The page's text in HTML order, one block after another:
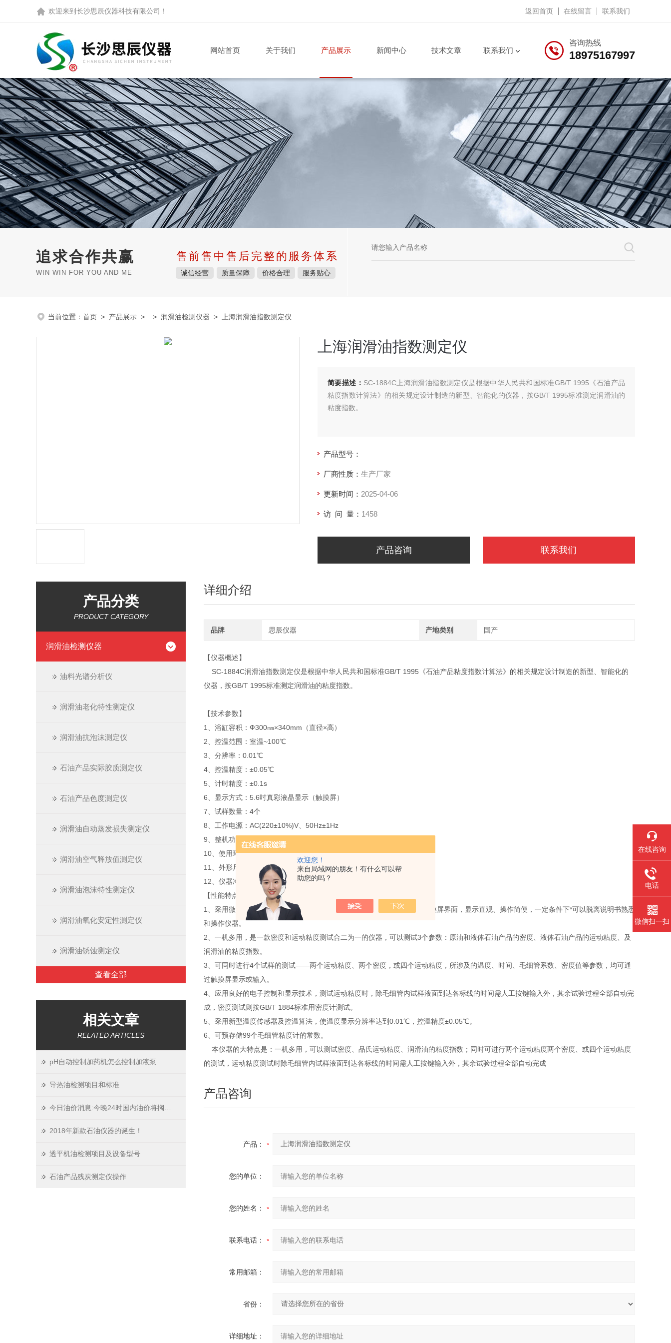
欢迎您！
来自局域网的朋友！有什么可以帮
助您的吗？
欢迎来到 长沙思辰仪器科技有限公司 ！ 返回首页 在线留言 联系我们
咨询热线
18975167997
网站首页 关于我们 产品展示 新闻中心 技术文章 联系我们
追求合作共赢
WIN WIN FOR YOU AND ME
售前售中售后完整的服务体系
诚信经营 质量保障 价格合理 服务贴心
当前位置： 首页 > 产品展示 > > 润滑油检测仪器 > 上海润滑油指数测定仪
上海润滑油指数测定仪
简要描述： SC-1884C上海润滑油指数测定仪是根据中华人民共和国标准GB/T 1995《石油产品
粘度指数计算法》的相关规定设计制造的新型、智能化的仪器，按GB/T 1995标准测定润滑油的
粘度指数。
产品型号：
厂商性质： 生产厂家
更新时间： 2025-04-06
访 问 量： 1458
产品咨询 联系我们
产品分类
PRODUCT CATEGORY
润滑油检测仪器
油料光谱分析仪
润滑油老化特性测定仪
润滑油抗泡沫测定仪
石油产品实际胶质测定仪
石油产品色度测定仪
润滑油自动蒸发损失测定仪
润滑油空气释放值测定仪
润滑油泡沫特性测定仪
润滑油氧化安定性测定仪
润滑油锈蚀测定仪
查看全部
相关文章
RELATED ARTICLES
pH自动控制加药机怎么控制加液泵
导热油检测项目和标准
2018年新款石油仪器的诞生！
透平机油检测项目及设备型号
石油产品残炭测定仪操作
详细介绍
品牌 思辰仪器 产地类别 国产
【仪器概述】
SC-1884C润滑油指数测定仪是根据中华人民共和国标准GB/T 1995《石油产品粘度指数计算法》的相关规定设计制造的新型、智能化的
仪器，按GB/T 1995标准测定润滑油的粘度指数。
【技术参数】
1、浴缸容积：Ф300㎜×340mm（直径×高）
2、控温范围：室温~100℃
3、分辨率：0.01℃
4、控温精度：±0.05℃
5、计时精度：±0.1s
6、显示方式：5.6吋真彩液晶显示（触摸屏）
7、试样数量：4个
8、工作电源：AC(220±10%)V、50Hz±1Hz
9、整机功耗：≤1500W
10、使用环境：环境温度（15~35）℃ 环境湿度小于85%
11、外形尺寸：615㎜×500㎜×610㎜（长×宽×高）
12、仪器净重；26.5kg
【性能特点】
1、采用微处理器控制和彩色液晶显示技术，中英文双语菜单、真彩GUI触摸屏界面，显示直观、操作简便，一定条件下*可以脱离说明书熟悉
和操作仪器。
2、一机多用，是一款密度和运动粘度测试合二为一的仪器，可以测试3个参数：原油和液体石油产品的密度、液体石油产品的运动粘度、及
润滑油的粘度指数。
3、可同时进行4个试样的测试——两个运动粘度、两个密度，或四个运动粘度，所涉及的温度、时间、毛细管系数、密度值等参数，均可通
过触摸屏显示或输入。
4、应用良好的电子控制和显示技术，测试运动粘度时，除毛细管内试样液面到达各标线的时间需人工按键输入外，其余试验过程全部自动完
成，密度测试则按GB/T 1884标准用密度计测试。
5、采用新型温度传感器及控温算法，使温度显示分辨率达到0.01℃，控温精度±0.05℃。
6、可预存储99个毛细管粘度计的常数。
本仪器的大特点是：一机多用，可以测试密度、品氏运动粘度、润滑油的粘度指数；同时可进行两个运动粘度两个密度、或四个运动粘度
的测试，运动粘度测试时除毛细管内试样液面到达各标线的时间需人工按键输入外，其余试验过程全部自动完成
产品咨询
产品：
您的单位：
您的姓名：
联系电话：
常用邮箱：
省份：
详细地址：
在线咨询
电话
微信扫一扫